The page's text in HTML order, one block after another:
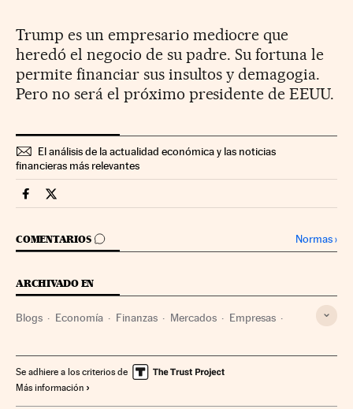
Trump es un empresario mediocre que
heredó el negocio de su padre. Su fortuna le
permite financiar sus insultos y demagogia.
Pero no será el próximo presidente de EEUU.
El análisis de la actualidad económica y las noticias
financieras más relevantes
Economia Cinco Días en Facebook
Economia Cinco Días en Twitter
COMENTARIOS
IR A LOS COMENTARIOS Normas›
ARCHIVADO EN
Blogs Economía Finanzas Mercados Empresas
Consumo
Se adhiere a los criterios de
Más información